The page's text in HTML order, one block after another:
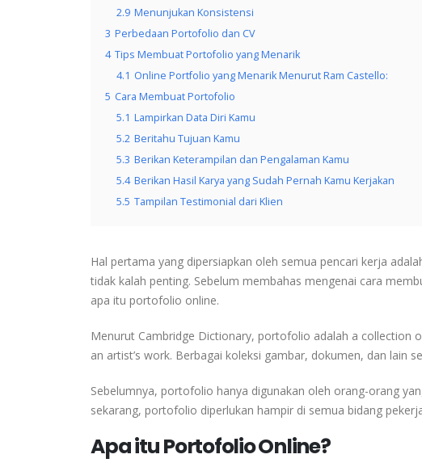
2.9 Menunjukan Konsistensi
3 Perbedaan Portofolio dan CV
4 Tips Membuat Portofolio yang Menarik
4.1 Online Portfolio yang Menarik Menurut Ram Castello:
5 Cara Membuat Portofolio
5.1 Lampirkan Data Diri Kamu
5.2 Beritahu Tujuan Kamu
5.3 Berikan Keterampilan dan Pengalaman Kamu
5.4 Berikan Hasil Karya yang Sudah Pernah Kamu Kerjakan
5.5 Tampilan Testimonial dari Klien
Hal pertama yang dipersiapkan oleh semua pencari kerja
tidak kalah penting. Sebelum membahas mengenai cara
apa itu portofolio online.
Menurut Cambridge Dictionary, portofolio adalah a collection
an artist’s work. Berbagai koleksi gambar, dokumen, dan lain
Sebelumnya, portofolio hanya digunakan oleh orang-orang
sekarang, portofolio diperlukan hampir di semua bidang
Apa itu Portofolio Online?